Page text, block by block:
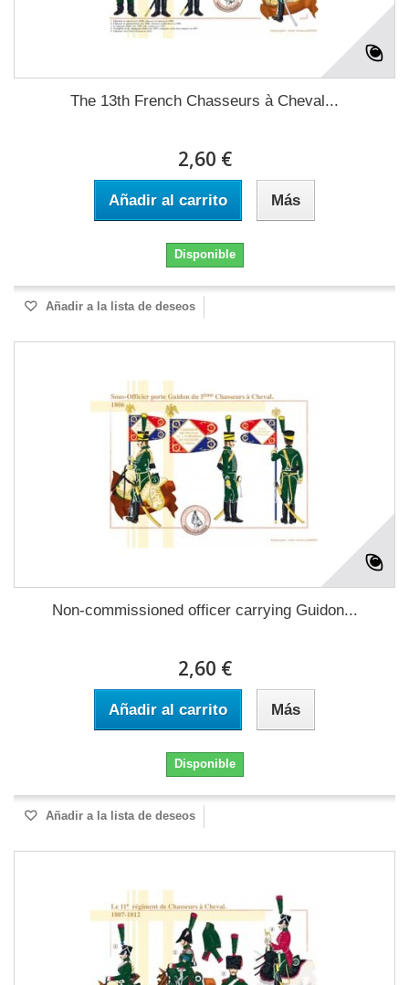
The 13th French Chasseurs à Cheval...
2,60 €
Añadir al carrito Más
Disponible
Añadir a la lista de deseos
Non-commissioned officer carrying Guidon...
2,60 €
Añadir al carrito Más
Disponible
Añadir a la lista de deseos